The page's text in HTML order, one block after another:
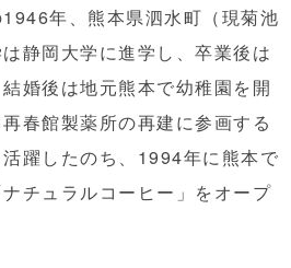
年、熊本県泗水町（現菊池
静岡大学に進学し、卒業後は
婚後は地元熊本で幼稚園を開
春館製薬所の再建に参画する
躍したのち、1994年に熊本で
チュラルコーヒー」をオープ